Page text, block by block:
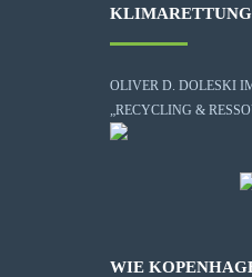
KLIMARETTUNG
OLIVER D. DOLESKI
„RECYCLING &
WIE